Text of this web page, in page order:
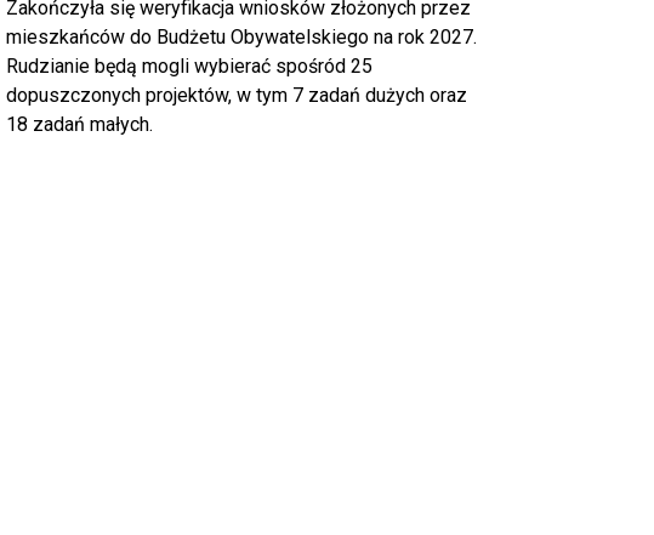
Zakończyła się weryfikacja wniosków złożonych przez
mieszkańców do Budżetu Obywatelskiego na rok 2027.
Rudzianie będą mogli wybierać spośród 25
dopuszczonych projektów, w tym 7 zadań dużych oraz
18 zadań małych.